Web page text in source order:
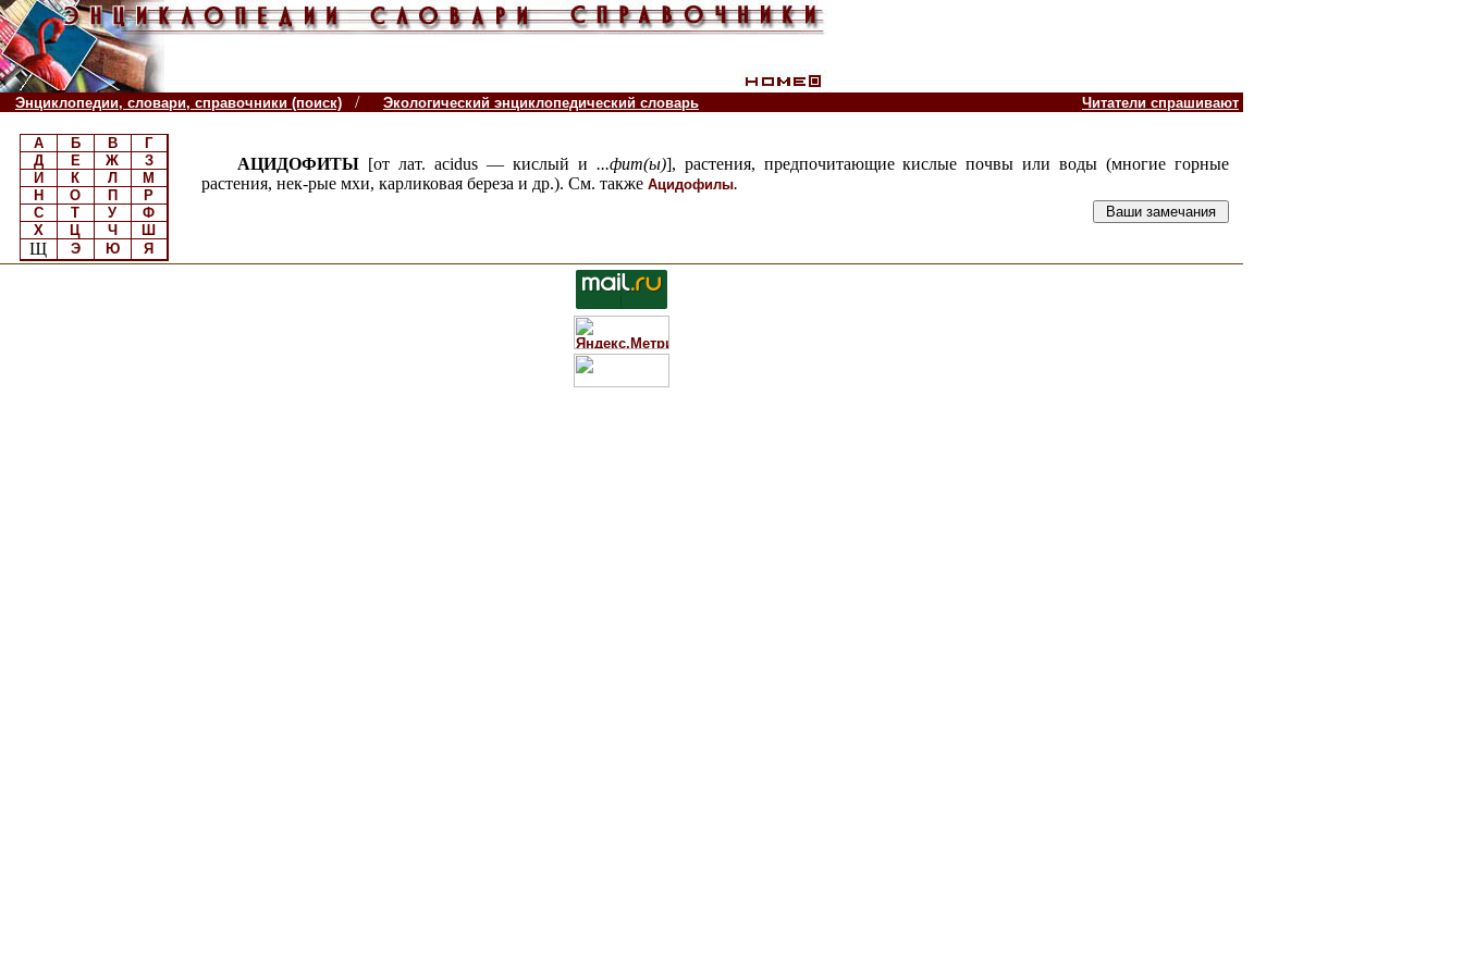
Энциклопедии, словари, справочники (поиск) / Экологический энциклопедический словарь Читатели спрашивают
А Б В
Г
Д
Е Ж
З
И
К Л
М
Н
О П
Р
С
Т У
Ф
Х
Ц Ч Ш
Щ Э Ю Я
АЦИДОФИТЫ [от лат. acidus — кислый и ...фит(ы)], растения, предпочитающие кислые почвы или воды (многие горные
растения, нек-рые мхи, карликовая береза и др.). См. также Ацидофилы.